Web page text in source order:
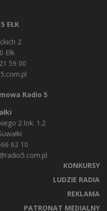
EŁK
2
Ełk
59 00
Radio 5
2 lok. 1.2
62 10
KONKURSY
LUDZIE RADIA
REKLAMA
PATRONAT MEDIALNY